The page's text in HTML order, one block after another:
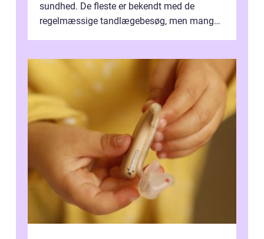
sundhed. De fleste er bekendt med de
regelmæssige tandlægebesøg, men mange